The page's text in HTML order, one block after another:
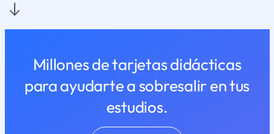
Millones de tarjetas didácticas
para ayudarte a sobresalir en tus
estudios.